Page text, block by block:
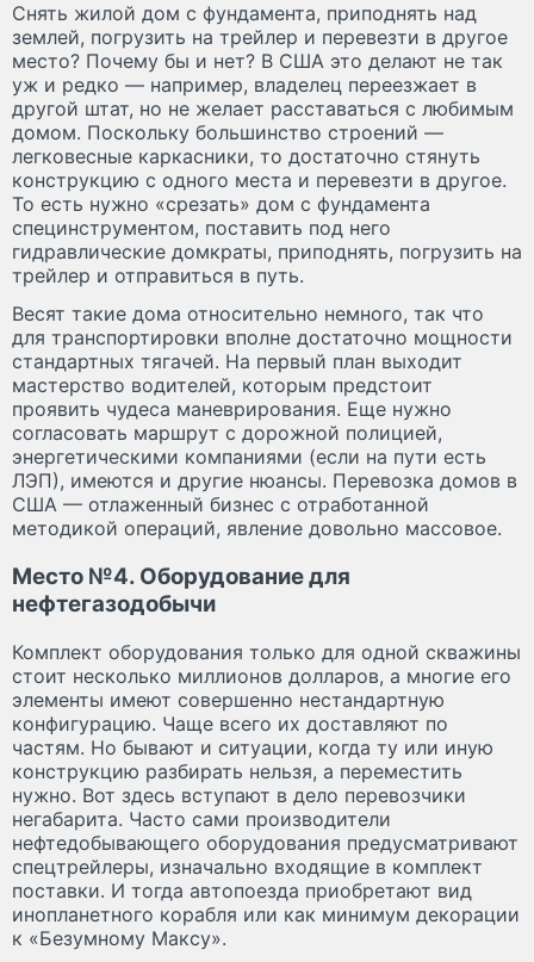
Снять жилой дом с фундамента, приподнять над
землей, погрузить на трейлер и перевезти в другое
место? Почему бы и нет? В США это делают не так
уж и редко — например, владелец переезжает в
другой штат, но не желает расставаться с любимым
домом. Поскольку большинство строений —
легковесные каркасники, то достаточно стянуть
конструкцию с одного места и перевезти в другое.
То есть нужно «срезать» дом с фундамента
специнструментом, поставить под него
гидравлические домкраты, приподнять, погрузить на
трейлер и отправиться в путь.
Весят такие дома относительно немного, так что
для транспортировки вполне достаточно мощности
стандартных тягачей. На первый план выходит
мастерство водителей, которым предстоит
проявить чудеса маневрирования. Еще нужно
согласовать маршрут с дорожной полицией,
энергетическими компаниями (если на пути есть
ЛЭП), имеются и другие нюансы. Перевозка домов в
США — отлаженный бизнес с отработанной
методикой операций, явление довольно массовое.
Место №4. Оборудование для
нефтегазодобычи
Комплект оборудования только для одной скважины
стоит несколько миллионов долларов, а многие его
элементы имеют совершенно нестандартную
конфигурацию. Чаще всего их доставляют по
частям. Но бывают и ситуации, когда ту или иную
конструкцию разбирать нельзя, а переместить
нужно. Вот здесь вступают в дело перевозчики
негабарита. Часто сами производители
нефтедобывающего оборудования предусматривают
спецтрейлеры, изначально входящие в комплект
поставки. И тогда автопоезда приобретают вид
инопланетного корабля или как минимум декорации
к «Безумному Максу».